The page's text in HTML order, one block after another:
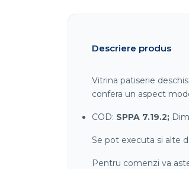
Descriere produs
Vitrina patiserie
confera un aspect
COD: SPPA 7.19.2;
Se pot executa si alte
Pentru comenzi va